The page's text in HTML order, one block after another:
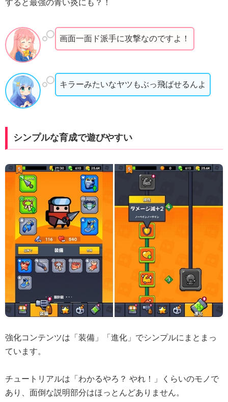
すると最強の青い炎にも？！
画面一面ド派手に攻撃なのですよ！
キラーみたいなヤツもぶっ飛ばせるんよ
シンプルな育成で遊びやすい
強化コンテンツは「装備」「進化」でシンプルにまとまっ
ています。
チュートリアルは「わかるやろ？ やれ！」くらいのモノで
あり、面倒な説明部分はほっとんどありません。